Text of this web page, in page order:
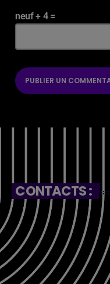
neuf + 4 =
CONTACTS :